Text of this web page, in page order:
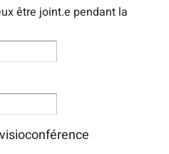
être joint.e pendant la